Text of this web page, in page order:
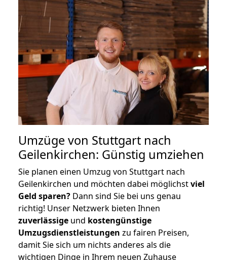
Umzüge von Stuttgart nach
Geilenkirchen: Günstig umziehen
Sie planen einen Umzug von Stuttgart nach
Geilenkirchen und möchten dabei möglichstviel
Geld sparen? Dann sind Sie bei uns genau
richtig! Unser Netzwerk bieten Ihnen
zuverlässige und kostengünstige
Umzugsdienstleistungen zu fairen Preisen,
damit Sie sich um nichts anderes als die
wichtigen Dinge in Ihrem neuen Zuhause